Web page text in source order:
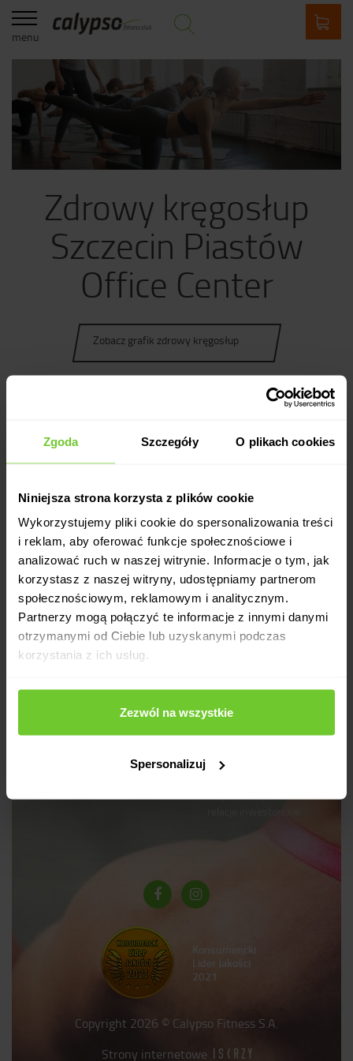
Zgoda Szczegóły O plikach cookies
Niniejsza strona korzysta z plików cookie
Wykorzystujemy pliki cookie do spersonalizowania treści
i reklam, aby oferować funkcje społecznościowe i
analizować ruch w naszej witrynie. Informacje o tym, jak
korzystasz z naszej witryny, udostępniamy partnerom
społecznościowym, reklamowym i analitycznym.
Partnerzy mogą połączyć te informacje z innymi danymi
otrzymanymi od Ciebie lub uzyskanymi podczas
korzystania z ich usług.
Zezwól na wszystkie
Spersonalizuj
menu
Zdrowy kręgosłup
Szczecin Piastów
Office Center
Zobacz grafik zdrowy kręgosłup
Dla odmiany
KUP KARNET ONLINE
wyszukaj zajęcia
cennik
dla firm
o nas
kariera
polityka prywatności
Konsumencki
Lider Jakości
2021
Copyright 2026 © Calypso Fitness S.A.
Strony internetowe